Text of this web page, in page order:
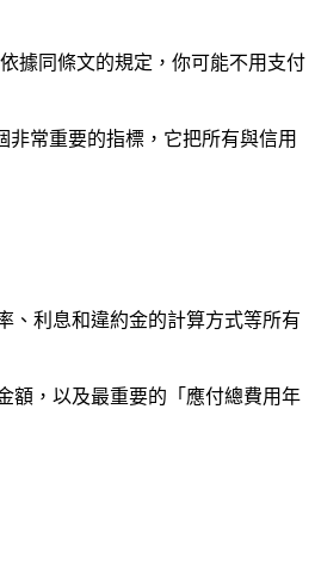
據同條文的規定，你可能不用支付
非常重要的指標，它把所有與信用
、利息和違約金的計算方式等所有
額，以及最重要的「應付總費用年